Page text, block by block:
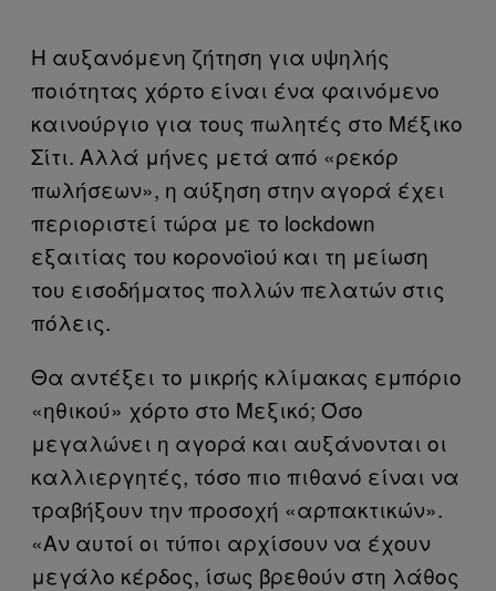
Η αυξανόμενη ζήτηση για υψηλής
ποιότητας χόρτο είναι ένα φαινόμενο
καινούργιο για τους πωλητές στο Μέξικο
Σίτι. Αλλά μήνες μετά από «ρεκόρ
πωλήσεων», η αύξηση στην αγορά έχει
περιοριστεί τώρα με το lockdown
εξαιτίας του κορονοϊού και τη μείωση
του εισοδήματος πολλών πελατών στις
πόλεις.
Θα αντέξει το μικρής κλίμακας εμπόριο
«ηθικού» χόρτο στο Μεξικό; Όσο
μεγαλώνει η αγορά και αυξάνονται οι
καλλιεργητές, τόσο πιο πιθανό είναι να
τραβήξουν την προσοχή «αρπακτικών».
«Αν αυτοί οι τύποι αρχίσουν να έχουν
μεγάλο κέρδος, ίσως βρεθούν στη λάθος